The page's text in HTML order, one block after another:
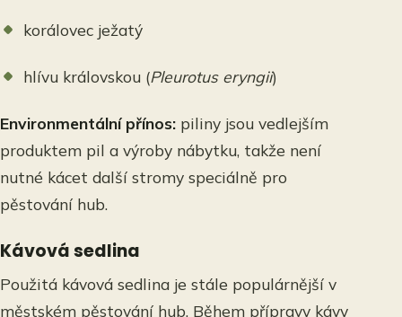
korálovec ježatý
hlívu královskou (Pleurotus eryngii)
Environmentální přínos: piliny jsou vedlejším
produktem pil a výroby nábytku, takže není
nutné kácet další stromy speciálně pro
pěstování hub.
Kávová sedlina
Použitá kávová sedlina je stále populárnější v
městském pěstování hub. Během přípravy kávy